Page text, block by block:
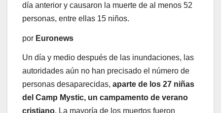
día anterior y causaron la muerte de al menos 52
personas, entre ellas 15 niños.
por Euronews
Un día y medio después de las inundaciones, las
autoridades aún no han precisado el número de
personas desaparecidas, aparte de los 27 niñas
del Camp Mystic, un campamento de verano
cristiano. La mayoría de los muertos fueron